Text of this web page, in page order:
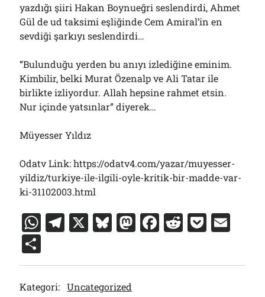
yazdığı şiiri Hakan Boynueğri seslendirdi, Ahmet
Gül de ud taksimi eşliğinde Cem Amiral’in en
sevdiği şarkıyı seslendirdi…
“Bulunduğu yerden bu anıyı izlediğine eminim.
Kimbilir, belki Murat Özenalp ve Ali Tatar ile
birlikte izliyordur. Allah hepsine rahmet etsin.
Nur içinde yatsınlar” diyerek…
Müyesser Yıldız
Odatv Link: https://odatv4.com/yazar/muyesser-
yildiz/turkiye-ile-ilgili-oyle-kritik-bir-madde-var-
ki-31102003.html
W
at
s
T
e
gr
X Bl
e
s
M
st
F
c
R
d
P
c ai
h
ar
Kategori: Uncategorized